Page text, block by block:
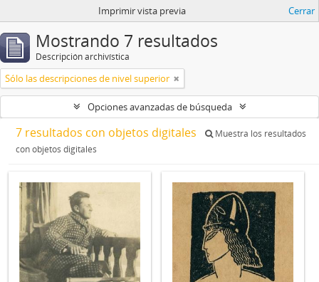
Imprimir vista previa Cerrar
Mostrando 7 resultados
Descripción archivística
Sólo las descripciones de nivel superior
Opciones avanzadas de búsqueda
7 resultados con objetos digitales
Muestra los resultados
con objetos digitales